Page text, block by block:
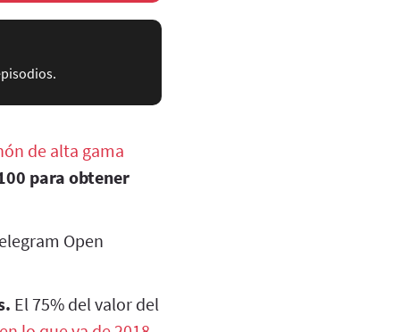
de alta gama
para obtener
Open
El 75% del valor del